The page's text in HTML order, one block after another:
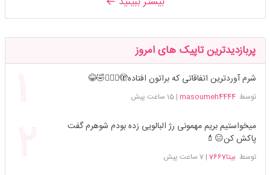
پربازدیدترین تاپیک های امروز
شرم آوردترین اتفاقاتی که براتون افتاده🫣🤦🏻‍♀️🤣😂
توسطmasoumeh4444
|15 ساعت پیش
میخواستیم بریم مهمونی رژ البالویی زده بودم شوهرم گفت
پاکش کن😑💄
توسطبیتا7667 |7 ساعت پیش